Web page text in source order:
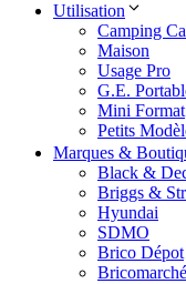
Utilisation
Camping
Maison
Usage Pro
G.E.
Mini Format
Petits
Marques &
Black &
Briggs &
Hyundai
SDMO
Brico Dépot
Bricomarché